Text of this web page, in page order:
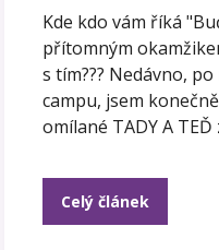
Kde kdo vám říká
přítomným
s tím??? Nedávno,
campu, jsem
omílané TADY A TEĎ
Celý článek